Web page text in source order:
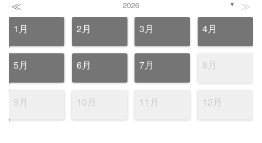
≪ 2026 ▼ ≫
1月 2月 3月 4月
5月 6月 7月 8月
9月 10月 11月 12月